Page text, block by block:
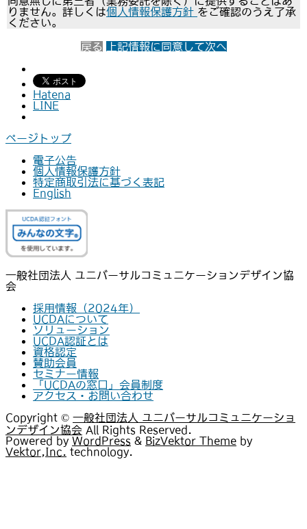
りません。詳しくは個人情報保護方針 をご確認のうえ了承
ください。
戻る 上記情報に同意して次へ
Hatena
LINE
ページトップ
電子公告
個人情報保護方針
特定商取引法に基づく表記
English
一般社団法人 ユニバーサルコミュニケーションデザイン協
会
採用情報（2024年）
UCDAについて
ソリューション
UCDA認証とは
資格認定
賛助会員
セミナー情報
「UCDAの窓口」会員制度
アクセス・お問い合わせ
Copyright © 一般社団法人 ユニバーサルコミュニケーショ
ンデザイン協会 All Rights Reserved.
Powered by WordPress & BizVektor Theme by
Vektor,Inc.
technology.